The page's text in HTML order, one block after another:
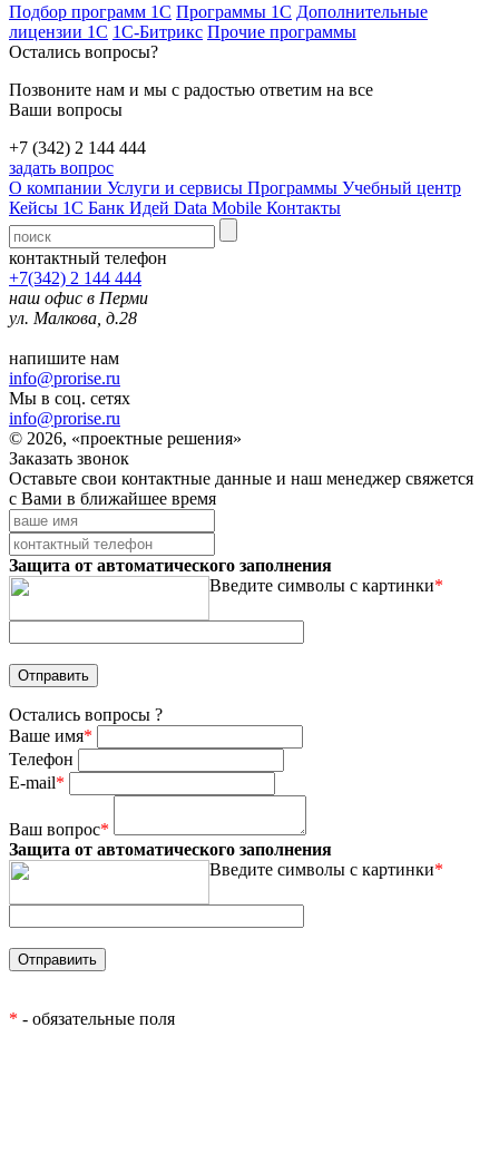
Подбор программ 1С Программы 1С Дополнительные
лицензии 1С 1С-Битрикс Прочие программы
Остались вопросы?
Позвоните нам и мы с радостью ответим на все
Ваши вопросы
+7 (342) 2 144 444
задать вопрос
О компании Услуги и сервисы Программы Учебный центр
Кейсы 1С Банк Идей Data Mobile Контакты
контактный телефон
+7(342) 2 144 444
наш офис в Перми
ул. Малкова, д.28
напишите нам
info@prorise.ru
Мы в соц. сетях
info@prorise.ru
© 2026, «проектные решения»
Заказать звонок
Оставьте свои контактные данные и наш менеджер свяжется
с Вами в ближайшее время
Защита от автоматического заполнения
Введите символы с картинки*
Остались вопросы ?
Ваше имя*
Телефон
E-mail*
Ваш вопрос*
Защита от автоматического заполнения
Введите символы с картинки*
* - обязательные поля